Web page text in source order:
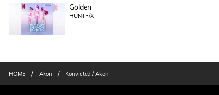
Golden
HUNTR/X
HOME / Akon / Konvicted / Akon